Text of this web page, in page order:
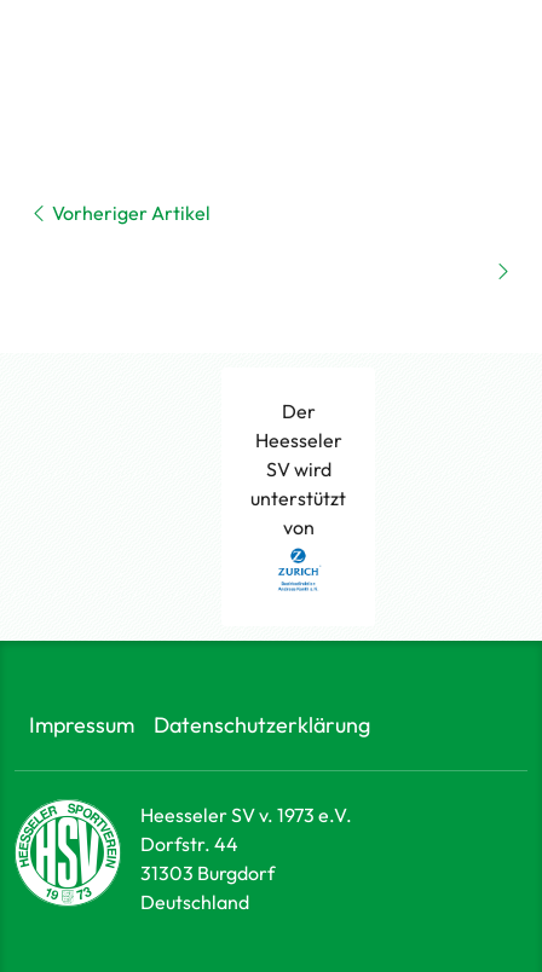
Vorheriger Artikel
Der
Heesseler
SV wird
unterstützt
von
Heesseler SV v. 1973 e.V.
Dorfstr. 44
31303 Burgdorf
Deutschland
Impressum Datenschutzerklärung